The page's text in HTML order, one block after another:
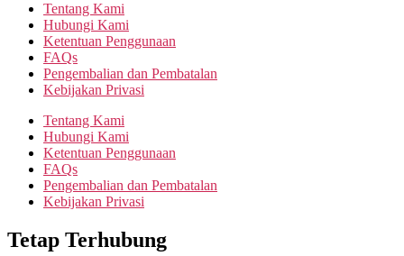
Tentang Kami
Hubungi Kami
Ketentuan Penggunaan
FAQs
Pengembalian dan Pembatalan
Kebijakan Privasi
Tentang Kami
Hubungi Kami
Ketentuan Penggunaan
FAQs
Pengembalian dan Pembatalan
Kebijakan Privasi
Tetap Terhubung